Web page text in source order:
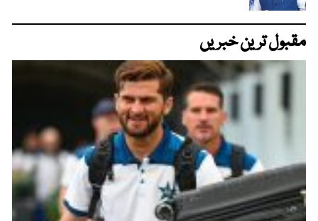
مقبول ترین خبریں